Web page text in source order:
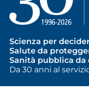
Scienza per
Salute da
Sanità pubblica da
Da 30 anni al